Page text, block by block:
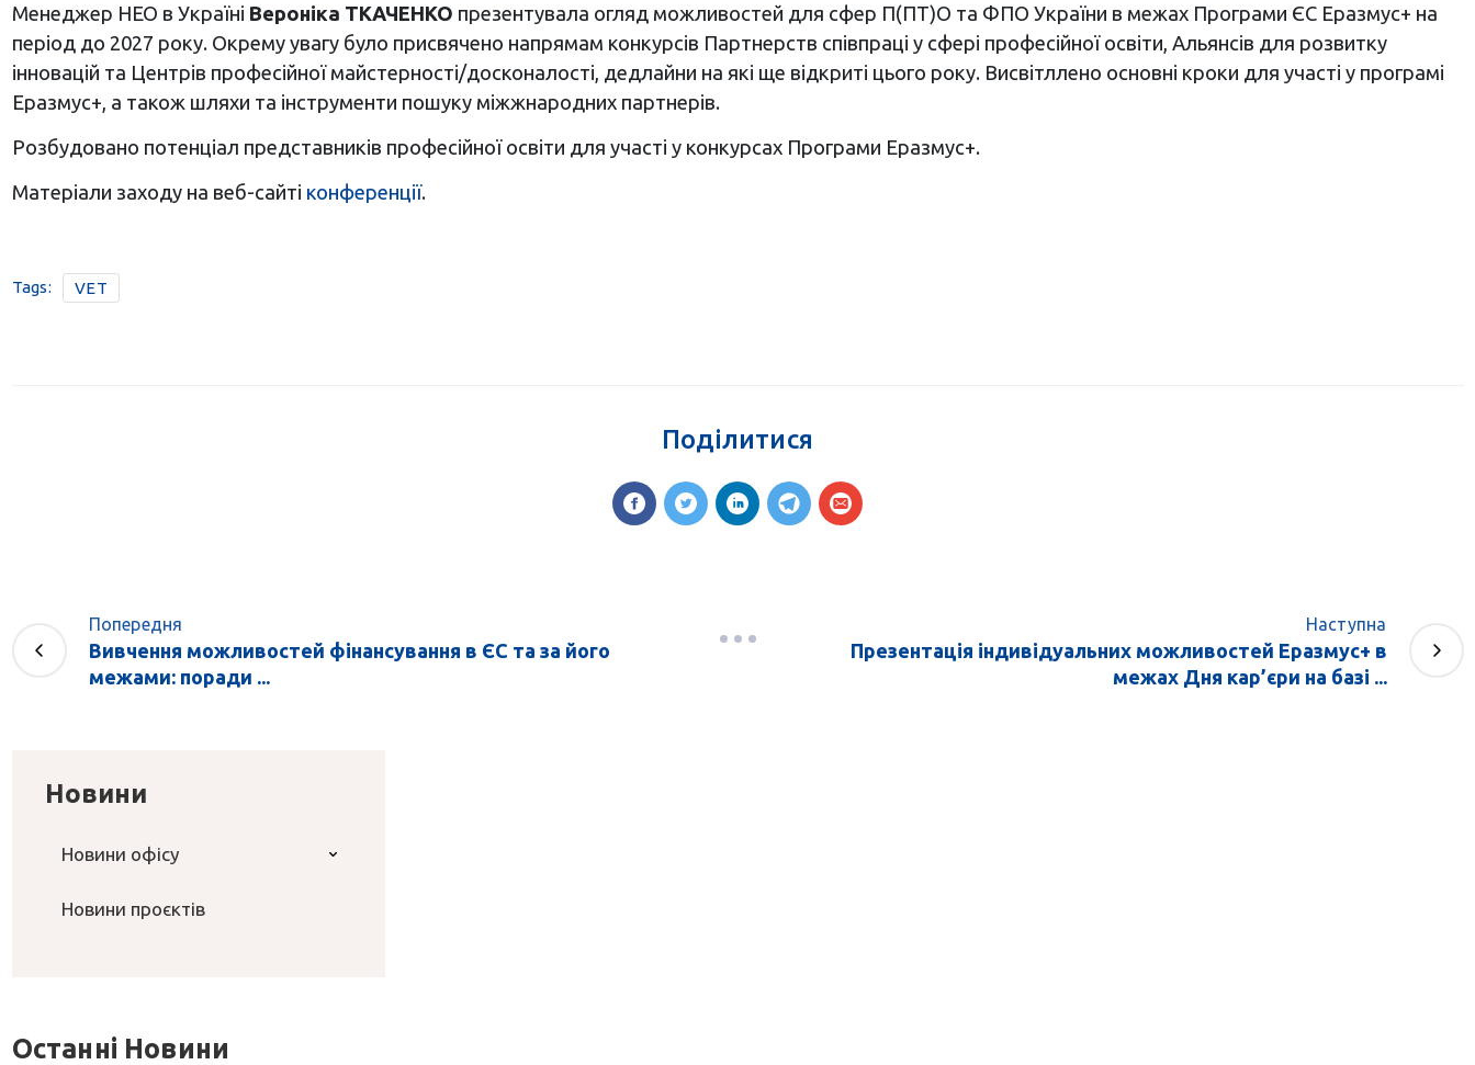
Менеджер НЕО в Україні Вероніка ТКАЧЕНКО презентувала огляд можливостей для сфер П(ПТ)О та ФПО України в межах Програми ЄС Еразмус+ на
період до 2027 року. Окрему увагу було присвячено напрямам конкурсів Партнерств співпраці у сфері професійної освіти, Альянсів для розвитку
інновацій та Центрів професійної майстерності/досконалості, дедлайни на які ще відкриті цього року. Висвітллено основні кроки для участі у програмі
Еразмус+, а також шляхи та інструменти пошуку міжжнародних партнерів.
Розбудовано потенціал представників професійної освіти для участі у конкурсах Програми Еразмус+.
Матеріали заходу на веб-сайті конференції.
Tags: VET
Поділитися
Попередня
Вивчення можливостей фінансування в ЄС та за його
межами: поради ...
Наступна
Презентація індивідуальних можливостей Еразмус+ в
межах Дня кар’єри на базі ...
Новини
Новини офісу
Новини проєктів
Останні Новини